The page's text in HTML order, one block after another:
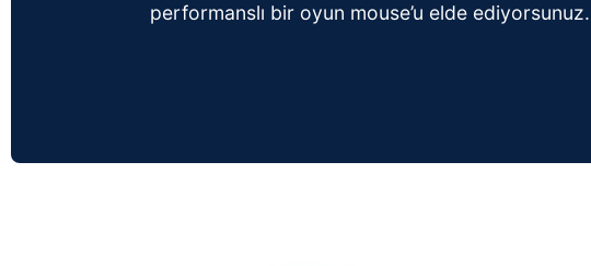
performanslı bir oyun mouse’u elde ediyorsunuz.